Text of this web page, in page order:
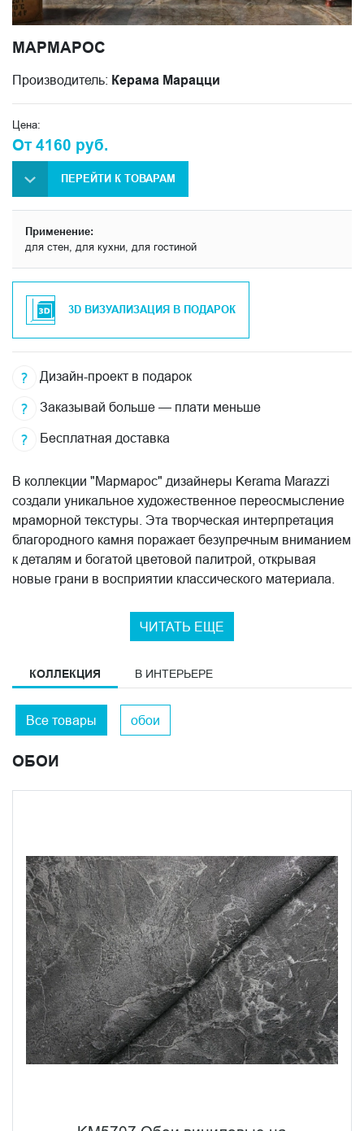
МАРМАРОС
Производитель: Керама Марацци
Цена:
От 4160 руб.
ПЕРЕЙТИ К ТОВАРАМ
Применение:
для стен, для кухни, для гостиной
3D ВИЗУАЛИЗАЦИЯ В ПОДАРОК
Дизайн-проект в подарок
Заказывай больше — плати меньше
Бесплатная доставка
В коллекции "Мармарос" дизайнеры Kerama Marazzi
создали уникальное художественное переосмысление
мраморной текстуры. Эта творческая интерпретация
благородного камня поражает безупречным вниманием
к деталям и богатой цветовой палитрой, открывая
новые грани в восприятии классического материала.
Инновационная технология воспроизведения текстуры
создает завораживающую многослойную игру света и
мрамора "Имперадор". Плавные переходы от
кристально-белых до глубоких черных тонов
формируют выразительные акценты, подчеркивающие
изысканность интерьерных решений.
Базовые варианты с филигранной проработкой
минимализма.
ЧИТАТЬ ЕЩЕ
КОЛЛЕКЦИЯ В ИНТЕРЬЕРЕ
Все товары обои
ОБОИ